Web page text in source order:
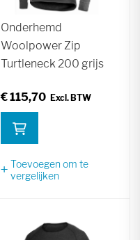
Onderhemd
Woolpower Zip
Turtleneck 200 grijs
€ 115,70
Toevoegen om te
vergelijken